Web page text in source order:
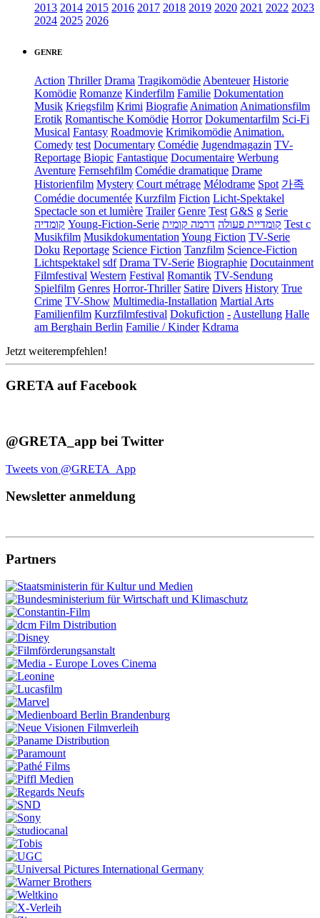
2013 2014 2015 2016 2017 2018 2019 2020 2021 2022 2023
2024 2025 2026
GENRE
Action Thriller Drama Tragikomödie Abenteuer Historie
Komödie Romanze Kinderfilm Familie Dokumentation
Musik Kriegsfilm Krimi Biografie Animation Animationsfilm
Erotik Romantische Komödie Horror Dokumentarfilm Sci-Fi
Musical Fantasy Roadmovie Krimikomödie Animation.
Comedy test Documentary Comédie Jugendmagazin TV-
Reportage Biopic Fantastique Documentaire Werbung
Aventure Fernsehfilm Comédie dramatique Drame
Historienfilm Mystery Court métrage Mélodrame Spot 가족
Comédie documentée Kurzfilm Fiction Licht-Spektakel
Spectacle son et lumière Trailer Genre Test G&S g Serie
קומדיה Young-Fiction-Serie קומדיית פעולה דרמה קומית
Test c
Musikfilm Musikdokumentation Young Fiction TV-Serie
Doku Reportage Science Fiction Tanzfilm Science-Fiction
Lichtspektakel sdf Drama TV-Serie Biographie Docutainment
Filmfestival Western Festival Romantik TV-Sendung
Spielfilm Genres Horror-Thriller Satire Divers History True
Crime TV-Show Multimedia-Installation Martial Arts
Familienfilm Kurzfilmfestival Dokufiction - Austellung Halle
am Berghain Berlin Familie / Kinder Kdrama
Jetzt weiterempfehlen!
GRETA auf Facebook
@GRETA_app bei Twitter
Tweets von @GRETA_App
Newsletter anmeldung
Partners